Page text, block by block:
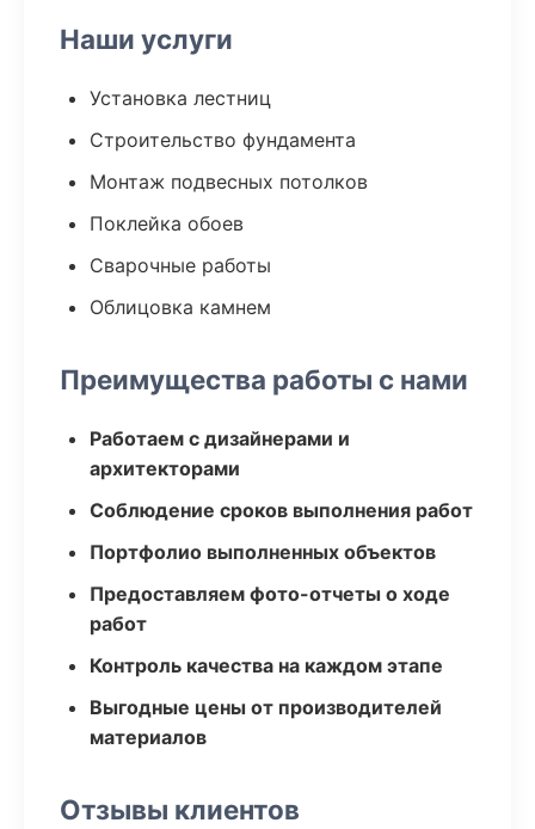
Наши услуги
Установка лестниц
Строительство фундамента
Монтаж подвесных потолков
Поклейка обоев
Сварочные работы
Облицовка камнем
Преимущества работы с нами
Работаем с дизайнерами и
архитекторами
Соблюдение сроков выполнения работ
Портфолио выполненных объектов
Предоставляем фото-отчеты о ходе
работ
Контроль качества на каждом этапе
Выгодные цены от производителей
материалов
Отзывы клиентов